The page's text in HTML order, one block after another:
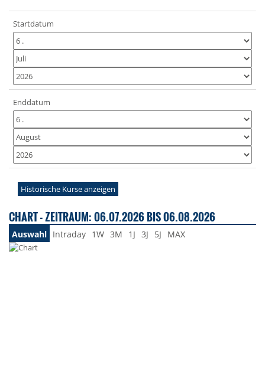
Startdatum
Enddatum
Historische Kurse anzeigen
CHART - ZEITRAUM: 06.07.2026 BIS 06.08.2026
Auswahl Intraday 1W 3M 1J 3J 5J MAX